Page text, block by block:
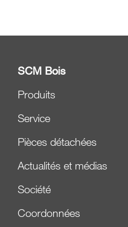
SCM Bois
Produits
Service
Pièces détachées
Actualités et médias
Société
Coordonnées